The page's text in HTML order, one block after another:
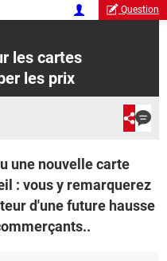
Question
les cartes
les prix
une nouvelle carte
: vous y remarquerez
d'une future hausse